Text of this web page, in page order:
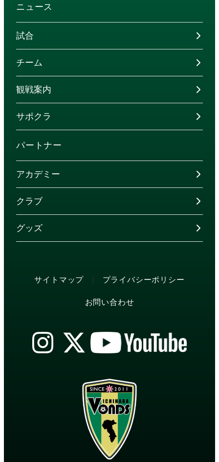
ニュース
試合
チーム
観戦案内
サポクラ
パートナー
アカデミー
クラブ
グッズ
サイトマップ | プライバシーポリシー
お問い合わせ